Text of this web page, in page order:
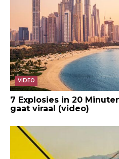
VIDEO
7 Explosies in 20
gaat viraal (video)